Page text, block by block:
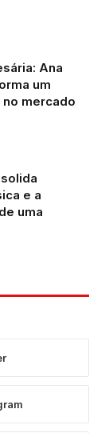
Ana
um
mercado
e a
uma